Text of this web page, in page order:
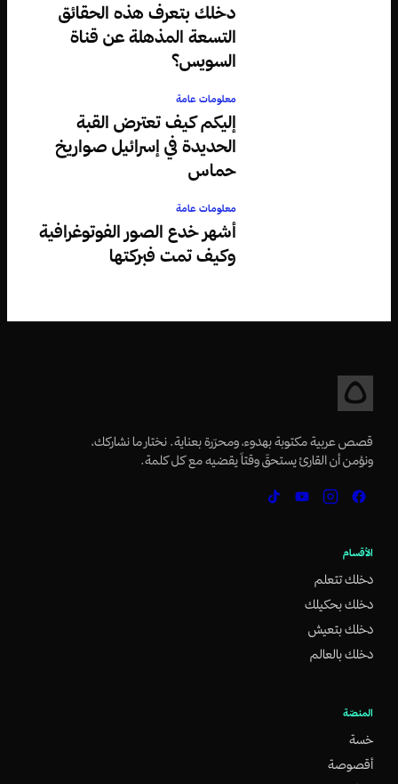
دخلك بتعرف هذه الحقائق
التسعة المذهلة عن قناة
السويس؟
معلومات عامة
إليكم كيف تعترض القبة
الحديدة في إسرائيل صواريخ
حماس
معلومات عامة
أشهر خدع الصور الفوتوغرافية
وكيف تمت فبركتها
قصص عربية مكتوبة بهدوء، ومحرّرة بعناية. نختار ما نشاركك،
ونؤمن أن القارئ يستحقّ وقتاً يقضيه مع كل كلمة.
الأقسام
دخلك تتعلم
دخلك بحكيلك
دخلك بتعيش
دخلك بالعالم
المنصّة
خسة
أقصوصة